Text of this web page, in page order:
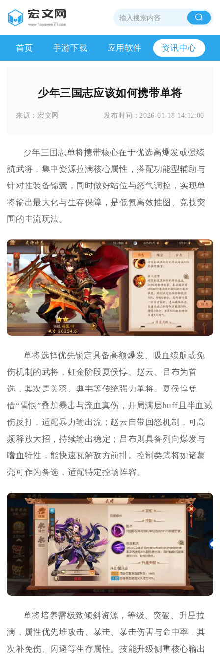
首页 手游下载 应用软件 资讯中心
少年三国志应该如何携带单将
来源： 宏文网 发布时间： 2026-01-18 14:12:00
少年三国志单将携带核心在于优选高爆发或强续
航武将，集中资源拉满核心属性，搭配功能型辅助与
针对性装备锦囊，同时做好站位与怒气调控，实现单
将输出最大化与生存保障，是低氪高效推图、竞技突
围的主流玩法。
单将选择优先锁定具备高额爆发、吸血续航或免
伤机制的武将，虹金阶段夏侯惇、赵云、吕布为首
选，其次是关羽、典韦等传统强力单将。夏侯惇凭
借“雪恨”叠加暴击与流血真伤，开局满层buff且半血减
伤反打，适配暴力输出流；赵云自带回怒机制，可高
频释放大招，持续输出稳定；吕布则具备列向爆发与
嗜血特性，能快速瓦解敌方前排。控制类武将如诸葛
亮可作为备选，适配特定控场阵容。
单将培养需极致倾斜资源，等级、突破、升星拉
满，属性优先堆攻击、暴击、暴击伤害与命中率，其
次补免伤、闪避等生存属性。技能升级侧重核心输出